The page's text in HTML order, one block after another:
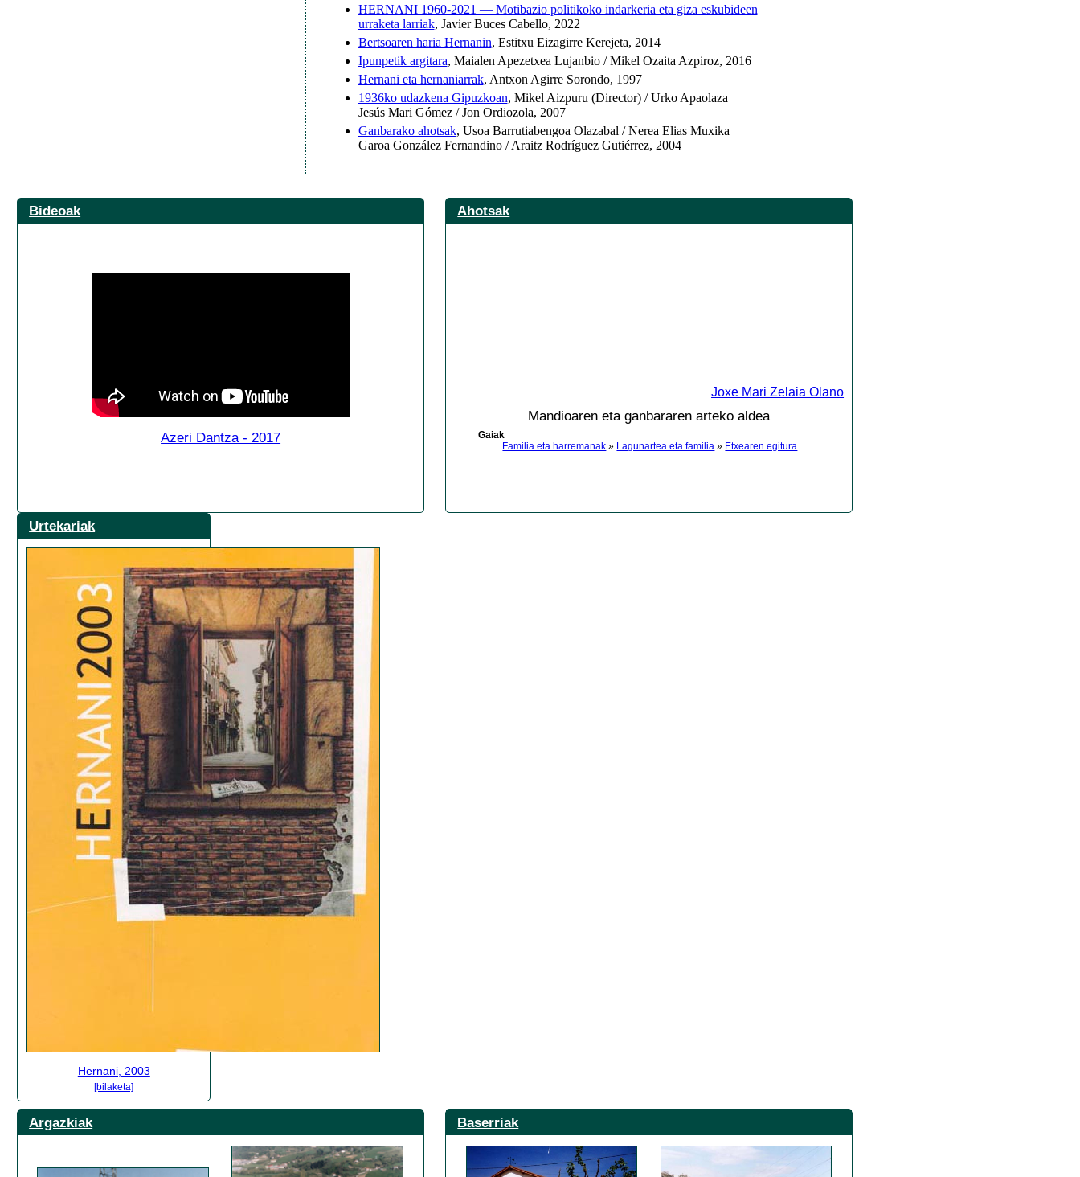
HERNANI 1960-2021 — Motibazio politikoko indarkeria eta giza eskubideen
urraketa larriak, Javier Buces Cabello, 2022
Bertsoaren haria Hernanin, Estitxu Eizagirre Kerejeta, 2014
Ipunpetik argitara, Maialen Apezetxea Lujanbio / Mikel Ozaita Azpiroz, 2016
Hernani eta hernaniarrak, Antxon Agirre Sorondo, 1997
1936ko udazkena Gipuzkoan, Mikel Aizpuru (Director) / Urko Apaolaza
Jesús Mari Gómez / Jon Ordiozola, 2007
Ganbarako ahotsak, Usoa Barrutiabengoa Olazabal / Nerea Elias Muxika
Garoa González Fernandino / Araitz Rodríguez Gutiérrez, 2004
Bideoak
Azeri Dantza - 2017
Ahotsak
Joxe Mari Zelaia Olano
Mandioaren eta ganbararen arteko aldea
Gaiak
Familia eta harremanak » Lagunartea eta familia » Etxearen egitura
Urtekariak
Hernani, 2003
[bilaketa]
Argazkiak Baserriak